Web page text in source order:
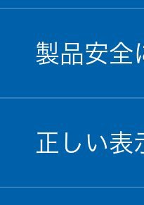
製品安全
正しい表